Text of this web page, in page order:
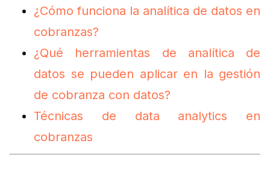
¿Cómo funciona la analítica de datos en
cobranzas?
¿Qué herramientas de analítica de
datos se pueden aplicar en la gestión
de cobranza con datos?
Técnicas de data analytics en
cobranzas